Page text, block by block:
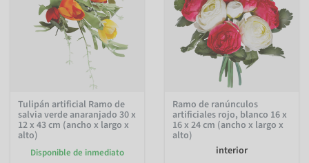
Tulipán artificial Ramo de
salvia verde anaranjado 30 x
12 x 43 cm (ancho x largo x
alto)
Disponible de inmediato
Ramo de ranúnculos
artificiales rojo, blanco 16 x
16 x 24 cm (ancho x largo x
alto)
interior